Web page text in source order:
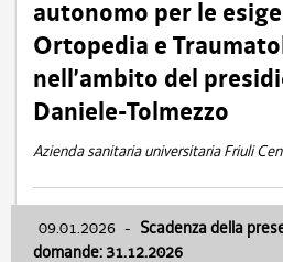
autonomo per le
Ortopedia e
nell’ambito del
Daniele-Tolmezzo
Azienda sanitaria universitaria Friuli
09.01.2026 - Scadenza della
domande: 31.12.2026